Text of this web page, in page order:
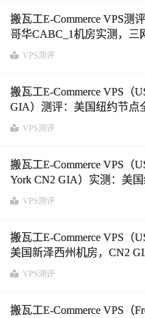
搬瓦工E-Commerce VPS测
哥华CABC_1机房实测，三
CN2 GIA线路表现
VPS测评
搬瓦工E-Commerce VPS（
GIA）测评：美国纽约节点
能实测分析
VPS测评
搬瓦工E-Commerce VPS（
York CN2 GIA）实测：美
网路由与延迟深度解析
VPS测评
搬瓦工E-Commerce VPS（
美国新泽西州机房，CN2
现与三网路由分析
VPS测评
搬瓦工E-Commerce VPS（